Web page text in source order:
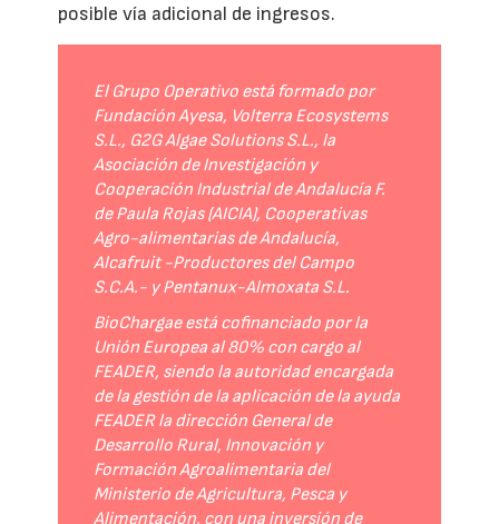
posible vía adicional de ingresos.
El Grupo Operativo está formado por
Fundación Ayesa, Volterra Ecosystems
S.L., G2G Algae Solutions S.L., la
Asociación de Investigación y
Cooperación Industrial de Andalucía F.
de Paula Rojas (AICIA), Cooperativas
Agro-alimentarias de Andalucía,
Alcafruit -Productores del Campo
S.C.A.- y Pentanux-Almoxata S.L.
BioChargae está cofinanciado por la
Unión Europea al 80% con cargo al
FEADER, siendo la autoridad encargada
de la gestión de la aplicación de la ayuda
FEADER la dirección General de
Desarrollo Rural, Innovación y
Formación Agroalimentaria del
Ministerio de Agricultura, Pesca y
Alimentación, con una inversión de